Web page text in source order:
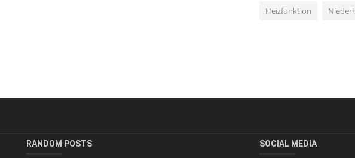
Heizfunktion
RANDOM POSTS SOCIAL MEDIA